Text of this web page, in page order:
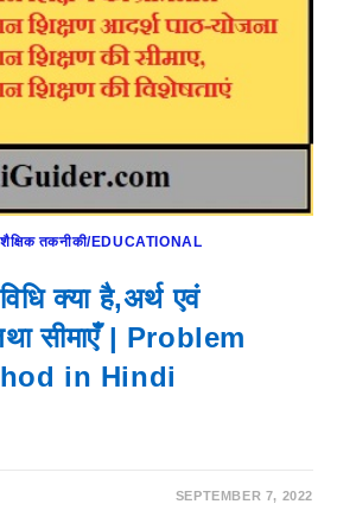
शैक्षिक तकनीकी/EDUCATIONAL
क्या है,अर्थ एवं
तथा सीमाएँ | Problem
in Hindi
SEPTEMBER 7, 2022